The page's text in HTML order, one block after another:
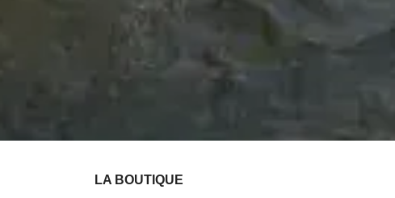
LA BOUTIQUE